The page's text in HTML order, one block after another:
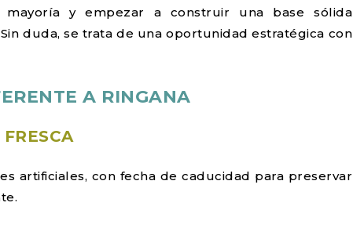
y empezar a construir una base sólida
duda, se trata de una oportunidad estratégica con
A RINGANA
artificiales, con fecha de caducidad para preservar